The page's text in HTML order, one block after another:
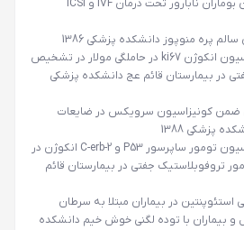
تاثیرطب سوزنی برنتایج درمان بوماران نابارور تحت درمان IVF و ICSI
بررسی ارزش تشخیصی موتاسیون انکوژن ki67 در حاملگی مولار در تشخیص
در بیمارستان قائم عج دانشکده پزشکی
ضمن کونیزاسیون سرویکس در ضایعات
پزشکی 1388
بررسی ارزش تشخیصی موتاسیون تومور ساپرسور P53 و C-erb-2 انکوژن در
تروفوبلاستیک جفتی در بیمارستان قائم
در بیماران مبتلا به سرطان
و بیماران با توده لگنی خوش خیم دانشکده